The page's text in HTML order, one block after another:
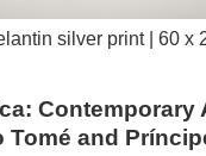
Contemporary
Tomé and